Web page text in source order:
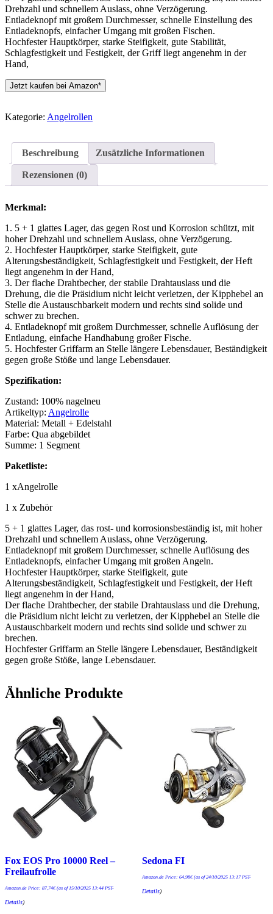
Drehzahl und schnellem Auslass, ohne Verzögerung.
Entladeknopf mit großem Durchmesser, schnelle Einstellung des
Entladeknopfs, einfacher Umgang mit großen Fischen.
Hochfester Hauptkörper, starke Steifigkeit, gute Stabilität,
Schlagfestigkeit und Festigkeit, der Griff liegt angenehm in der
Hand,
Jetzt kaufen bei Amazon*
Kategorie: Angelrollen
Beschreibung Zusätzliche Informationen
Rezensionen (0)
Merkmal:
1. 5 + 1 glattes Lager, das gegen Rost und Korrosion schützt, mit
hoher Drehzahl und schnellem Auslass, ohne Verzögerung.
2. Hochfester Hauptkörper, starke Steifigkeit, gute
Alterungsbeständigkeit, Schlagfestigkeit und Festigkeit, der Heft
liegt angenehm in der Hand,
3. Der flache Drahtbecher, der stabile Drahtauslass und die
Drehung, die die Präsidium nicht leicht verletzen, der Kipphebel an
Stelle die Austauschbarkeit modern und rechts sind solide und
schwer zu brechen.
4. Entladeknopf mit großem Durchmesser, schnelle Auflösung der
Entladung, einfache Handhabung großer Fische.
5. Hochfester Griffarm an Stelle längere Lebensdauer, Beständigkeit
gegen große Stöße und lange Lebensdauer.
Spezifikation:
Zustand: 100% nagelneu
Artikeltyp: Angelrolle
Material: Metall + Edelstahl
Farbe: Qua abgebildet
Summe: 1 Segment
Paketliste:
1 xAngelrolle
1 x Zubehör
5 + 1 glattes Lager, das rost- und korrosionsbeständig ist, mit hoher
Drehzahl und schnellem Auslass, ohne Verzögerung.
Entladeknopf mit großem Durchmesser, schnelle Auflösung des
Entladeknopfs, einfacher Umgang mit großen Angeln.
Hochfester Hauptkörper, starke Steifigkeit, gute
Alterungsbeständigkeit, Schlagfestigkeit und Festigkeit, der Heft
liegt angenehm in der Hand,
Der flache Drahtbecher, der stabile Drahtauslass und die Drehung,
die Präsidium nicht leicht zu verletzen, der Kipphebel an Stelle die
Austauschbarkeit modern und rechts sind solide und schwer zu
brechen.
Hochfester Griffarm an Stelle längere Lebensdauer, Beständigkeit
gegen große Stöße, lange Lebensdauer.
Ähnliche Produkte
Fox EOS Pro 10000 Reel –
Freilaufrolle
Amazon.de Price: 87,74€(as of 15/10/2025 13:44 PST-
Details)
Sedona FI
Amazon.de Price: 64,98€(as of 24/10/2025 13:17 PST-
Details)